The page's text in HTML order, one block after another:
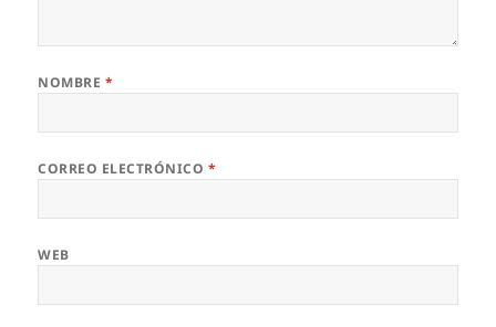
NOMBRE *
CORREO ELECTRÓNICO *
WEB